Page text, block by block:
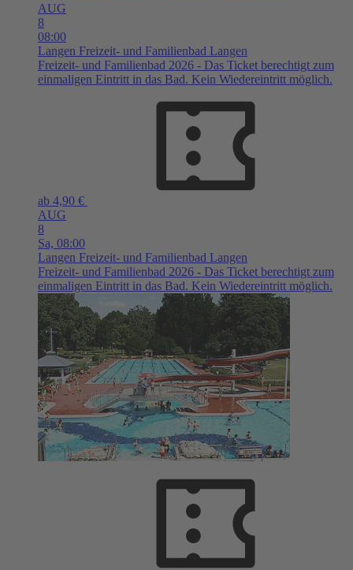
AUG
8
08:00
Langen Freizeit- und Familienbad Langen
Freizeit- und Familienbad 2026 - Das Ticket berechtigt zum
einmaligen Eintritt in das Bad. Kein Wiedereintritt möglich.
ab 4,90 €
AUG
8
Sa, 08:00
Langen Freizeit- und Familienbad Langen
Freizeit- und Familienbad 2026 - Das Ticket berechtigt zum
einmaligen Eintritt in das Bad. Kein Wiedereintritt möglich.